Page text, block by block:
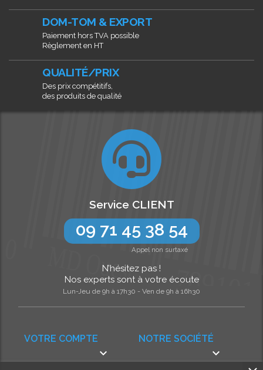
DOM-TOM & EXPORT
Paiement hors TVA possible
Règlement en HT
QUALITÉ/PRIX
Des prix compétitifs,
des produits de qualité
NOTRE SOCIÉTÉ

VOTRE COMPTE

Service CLIENT
09 71 45 38 54
Appel non surtaxé
N’hésitez pas !
Nos experts sont à votre écoute
Lun-Jeu de 9h à 17h30 - Ven de 9h à 16h30